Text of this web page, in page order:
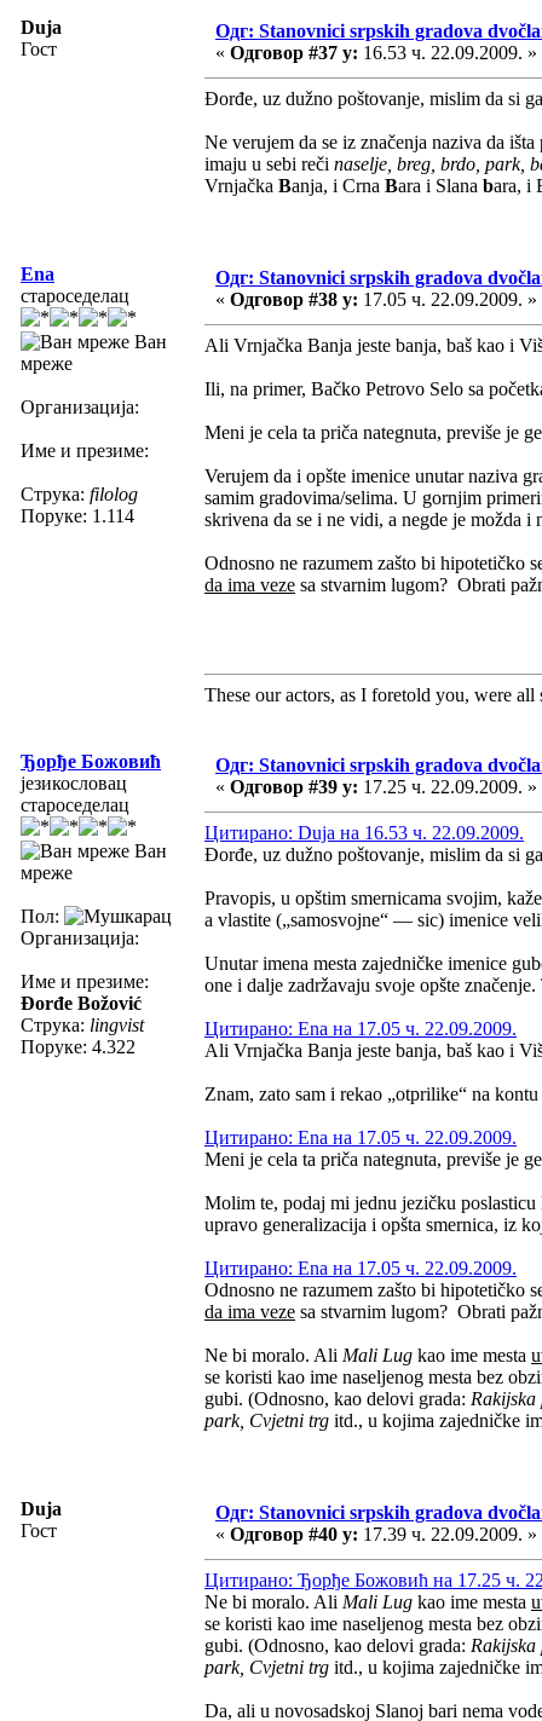
Duja
Гост
Одг: Stanovnici srpskih gradova
« Одговор #37 у: 16.53 ч. 22.09.2009. »
Đorđe, uz dužno poštovanje, mislim da si
Ne verujem da se iz značenja naziva da
imaju u sebi reči naselje, breg, brdo, park,
Vrnjačka Banja, i Crna Bara i Slana bara, i
Ena
староседелац
Ван
мреже
Организација:
Име и презиме:
Струка: filolog
Поруке: 1.114
Одг: Stanovnici srpskih gradova
« Одговор #38 у: 17.05 ч. 22.09.2009. »
Ali Vrnjačka Banja jeste banja, baš kao i
Ili, na primer, Bačko Petrovo Selo sa
Meni je cela ta priča nategnuta, previše je
Verujem da i opšte imenice unutar naziva
samim gradovima/selima. U gornjim
skrivena da se i ne vidi, a negde je možda i
Odnosno ne razumem zašto bi hipotetičko
da ima veze sa stvarnim lugom? Obrati
These our actors, as I foretold you, were
Ђорђе Божовић
језикословац
староседелац
Ван
мреже
Пол:
Организација:
Име и презиме:
Đorđe Božović
Струка: lingvist
Поруке: 4.322
Одг: Stanovnici srpskih gradova
« Одговор #39 у: 17.25 ч. 22.09.2009. »
Цитирано: Duja на 16.53 ч. 22.09.2009.
Đorđe, uz dužno poštovanje, mislim da si
Pravopis, u opštim smernicama svojim,
a vlastite („samosvojne“ — sic) imenice
Unutar imena mesta zajedničke imenice
one i dalje zadržavaju svoje opšte
Цитирано: Ena на 17.05 ч. 22.09.2009.
Ali Vrnjačka Banja jeste banja, baš kao i
Znam, zato sam i rekao „otprilike“ na
Цитирано: Ena на 17.05 ч. 22.09.2009.
Meni je cela ta priča nategnuta, previše je
Molim te, podaj mi jednu jezičku
upravo generalizacija i opšta smernica, iz
Цитирано: Ena на 17.05 ч. 22.09.2009.
Odnosno ne razumem zašto bi hipotetičko
da ima veze sa stvarnim lugom? Obrati
Ne bi moralo. Ali Mali Lug kao ime mesta
se koristi kao ime naseljenog mesta bez
gubi. (Odnosno, kao delovi grada:
park, Cvjetni trg itd., u kojima zajedničke
Duja
Гост
Одг: Stanovnici srpskih gradova
« Одговор #40 у: 17.39 ч. 22.09.2009. »
Цитирано: Ђорђе Божовић на 17.25 ч.
Ne bi moralo. Ali Mali Lug kao ime mesta
se koristi kao ime naseljenog mesta bez
gubi. (Odnosno, kao delovi grada:
park, Cvjetni trg itd., u kojima zajedničke
Da, ali u novosadskoj Slanoj bari nema